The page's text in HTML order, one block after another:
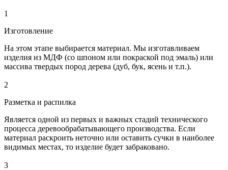
1
Изготовление
На этом этапе выбирается материал. Мы изготавливаем
изделия из МДФ (со шпоном или покраской под эмаль) или
массива твердых пород дерева (дуб, бук, ясень и т.п.).
2
Разметка и распилка
Является одной из первых и важных стадий технического
процесса деревообрабатывающего производства. Если
материал раскроить неточно или оставить сучки в наиболее
видимых местах, то изделие будет забраковано.
3